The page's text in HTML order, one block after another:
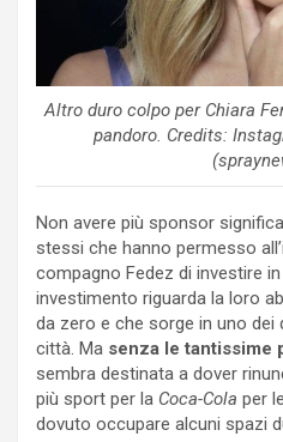
Altro duro colpo per Chiara
pandoro. Credits:
Non avere più sponsor
stessi che hanno permesso
compagno Fedez di investire
investimento riguarda la loro
da zero e che sorge in uno dei
città. Ma senza le tantissime
sembra destinata a dover
più sport per la Coca-Cola per
dovuto occupare alcuni spazi